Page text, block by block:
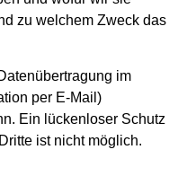
zu welchem Zweck das
im
per E-Mail)
Ein lückenloser Schutz
ist nicht möglich.